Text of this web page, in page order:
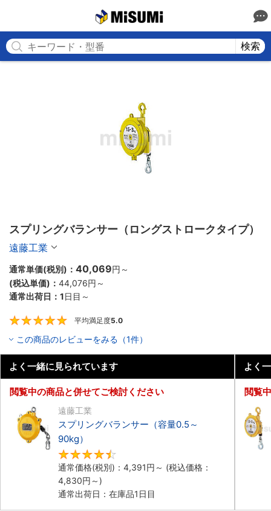
検索
スプリングバランサー（ロングストロークタイプ）
遠藤工業
通常単価(税別)： 40,069円 ～
(税込単価)： 44,076円 ～
通常出荷日： 1日目～
平均満足度5.0
この商品のレビューをみる（1件）
よく一緒に見られています
閲覧中の商品と併せてご検討ください
遠藤工業
スプリングバランサー（容量0.5～
90kg）
通常価格(税別)： 4,391円 ～ (税込価格：
4,830円 ～)
通常出荷日：在庫品1日目
よく
閲覧